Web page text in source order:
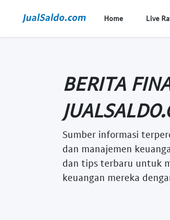
Home Live
BERITA
Sumber informasi
dan manajemen
dan tips terbaru untuk
keuangan mereka